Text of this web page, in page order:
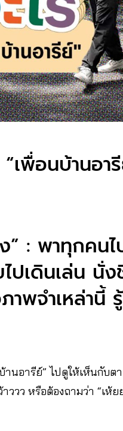
เพื่อนบ้านอา
: พาทุกคนไ
ปเดินเล่น นั่
พจำเหล่านี้
านอารีย์” ไปดูให้เห็นกับตา
ววว หรือต้องถามว่า “เห้